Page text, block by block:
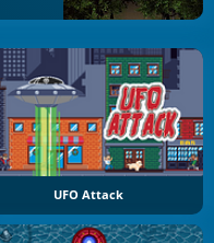
UFO Attack